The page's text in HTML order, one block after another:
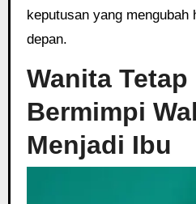
keputusan yang mengubah
depan.
Wanita
Bermimpi
Menjadi Ibu